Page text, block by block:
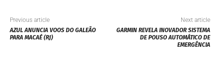
Previous article
AZUL ANUNCIA VOOS DO GALEÃO
PARA MACAÉ (RJ)
Next article
GARMIN REVELA INOVADOR SISTEMA
DE POUSO AUTOMÁTICO DE
EMERGÊNCIA